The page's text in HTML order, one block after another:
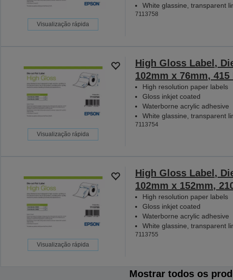
Visualização rápida
White glassine, transparent
7113758
Visualização rápida
High Gloss Label,
102mm x 76mm, 415
High resolution paper labels
Gloss inkjet coated
Waterborne acrylic adhesive
White glassine, transparent
7113754
Visualização rápida
High Gloss Label,
102mm x 152mm,
High resolution paper labels
Gloss inkjet coated
Waterborne acrylic adhesive
White glassine, transparent
7113755
Mostrar todos os